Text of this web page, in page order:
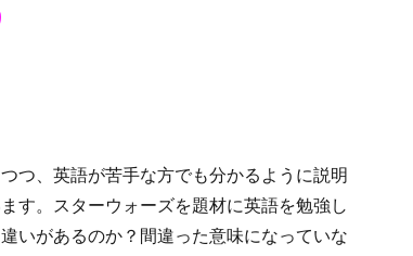
つ、英語が苦手な方でも分かるように説明
す。スターウォーズを題材に英語を勉強し
いがあるのか？間違った意味になっていな